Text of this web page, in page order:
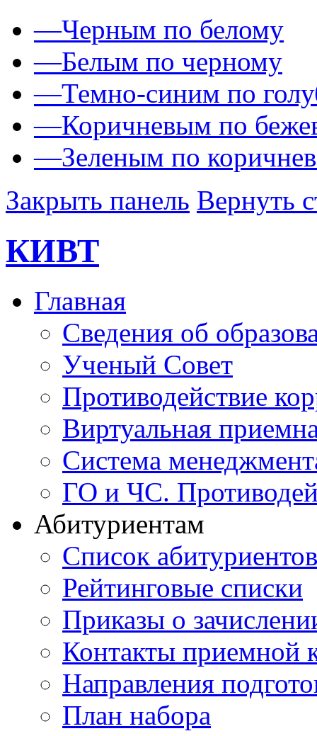
—Черным по белому
—Белым по черному
—Темно-синим по
—Коричневым по
—Зеленым по
Закрыть панель Вернуть
КИВТ
Главная
Сведения об
Ученый Совет
Противодействие
Виртуальная
Система
ГО и ЧС.
Абитуриентам
Список абитуриентов
Рейтинговые списки
Приказы о
Контакты приемной
Направления
План набора